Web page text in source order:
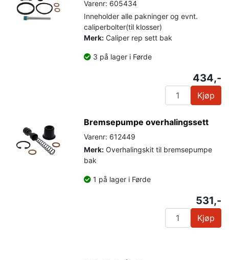
Varenr: 605434
Inneholder alle pakninger og evnt.
caliperbolter(til klosser)
Merk: Caliper rep sett bak
3 på lager i Førde
434,-
Kjøp
Bremsepumpe overhalingssett
Varenr: 612449
Merk: Overhalingskit til bremsepumpe
bak
1 på lager i Førde
531,-
Kjøp